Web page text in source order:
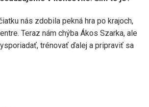
nás zdobila pekná hra po krajoch,
Teraz nám chýba Ákos Szarka, ale
trénovať ďalej a pripraviť sa